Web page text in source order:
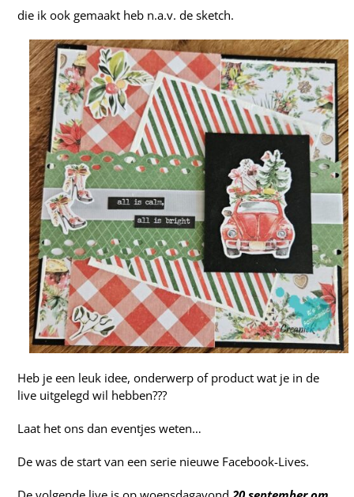
die ik ook gemaakt heb n.a.v. de sketch.
Heb je een leuk idee, onderwerp of product wat je in de
live uitgelegd wil hebben???
Laat het ons dan eventjes weten…
De was de start van een serie nieuwe Facebook-Lives.